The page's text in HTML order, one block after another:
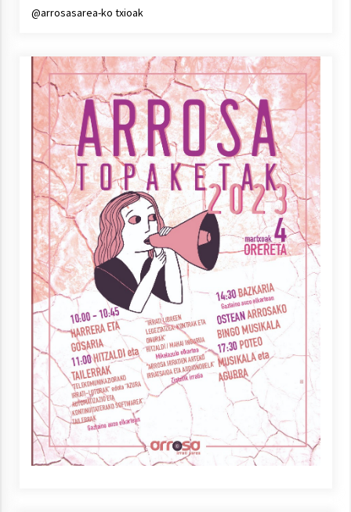
@arrosasarea-ko txioak